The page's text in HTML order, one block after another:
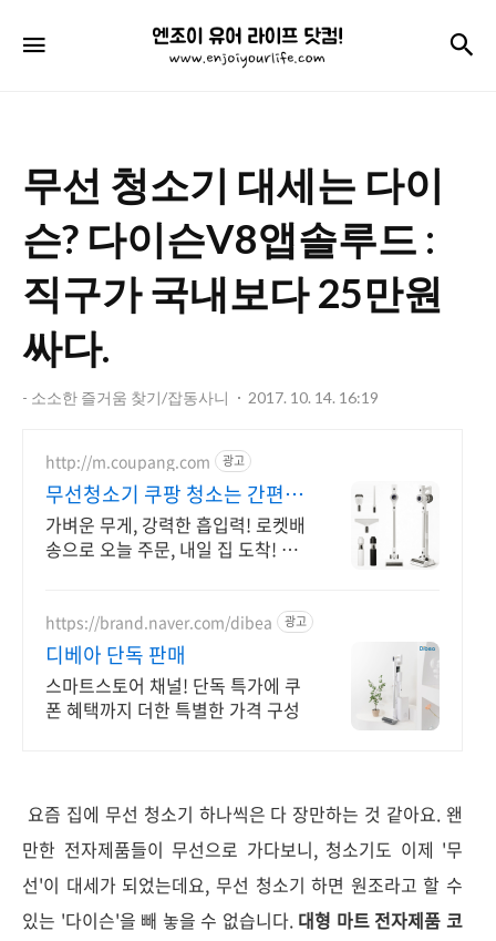
엔
조
어
라
이
프
컴!
무선 청소기 대세는 다이
슨? 다이슨V8앱솔루드 :
직구가 국내보다 25만원
싸다.
- 소소한 즐거움 찾기/잡동사니 2017. 10. 14. 16:19
http://m.coupang.com 광고
무선청소기 쿠팡 청소는 간편하
게!
가벼운 무게, 강력한 흡입력! 로켓배
송으로 오늘 주문, 내일 집 도착! 무
https://brand.naver.com/dibea 광고
디베아 단독 판매
스마트스토어 채널! 단독 특가에 쿠
폰 혜택까지 더한 특별한 가격 구성
요즘 집에 무선 청소기 하나씩은 다 장만하는 것 같아요. 왠
만한 전자제품들이 무선으로 가다보니, 청소기도 이제 '무
선'이 대세가 되었는데요, 무선 청소기 하면 원조라고 할 수
있는 '다이슨'을 빼 놓을 수 없습니다. 대형 마트 전자제품 코